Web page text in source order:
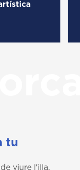
tu
viure l'illa,